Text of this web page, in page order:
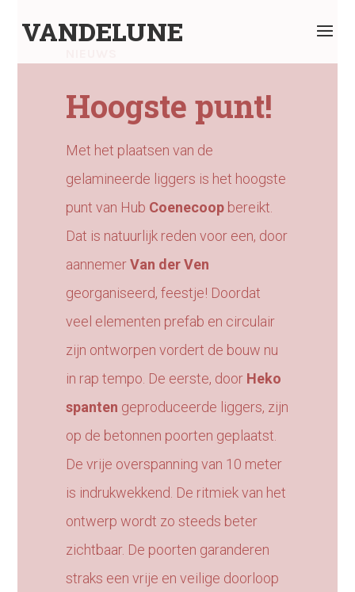
VANDELUNE
Hoogste punt!
Met het plaatsen van de
gelamineerde liggers is het hoogste
punt van Hub Coenecoopbereikt.
Dat is natuurlijk reden voor een, door
aannemerVan der Ven
georganiseerd, feestje! Doordat
veel elementen prefab en circulair
zijn ontworpen vordert de bouw nu
in rap tempo. De eerste, door Heko
spanten geproduceerde liggers, zijn
op de betonnen poorten geplaatst.
De vrije overspanning van 10 meter
is indrukwekkend. De ritmiek van het
ontwerp wordt zo steeds beter
zichtbaar. De poorten garanderen
straks een vrije en veilige doorloop